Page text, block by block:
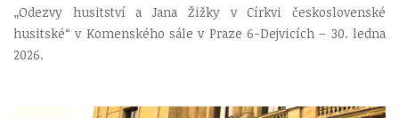
„Odezvy husitství a Jana Žižky v Církvi československé
husitské“ v Komenského sále v Praze 6-Dejvicích – 30. ledna
2026.